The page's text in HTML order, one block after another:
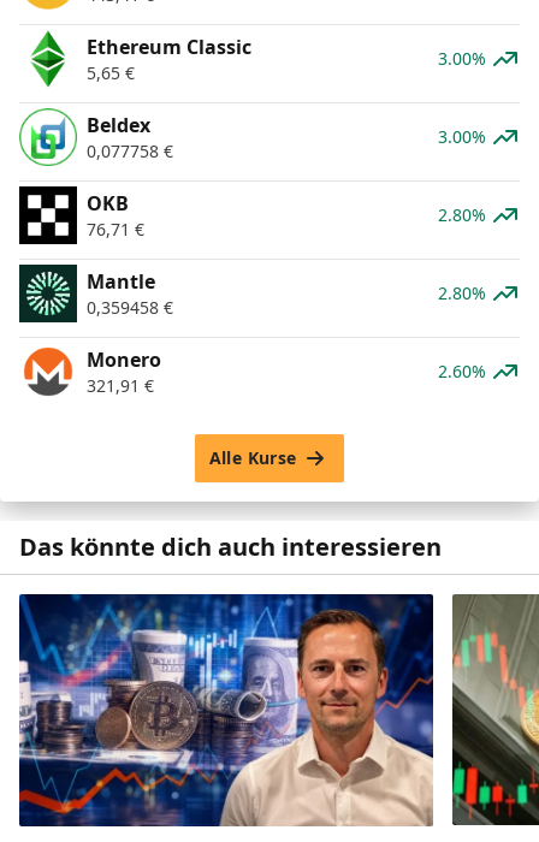
Ethereum Classic
5,65 €
3.00%
Beldex
0,077758 €
3.00%
OKB
76,71 €
2.80%
Mantle
0,359458 €
2.80%
Monero
321,91 €
2.60%
Alle Kurse
Das könnte dich auch interessieren